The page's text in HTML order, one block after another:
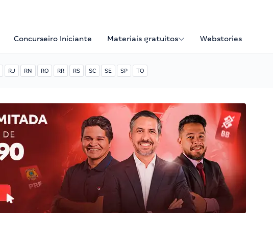
Concurseiro Iniciante Materiais gratuitos Webstories
RJ RN RO RR RS SC SE SP TO